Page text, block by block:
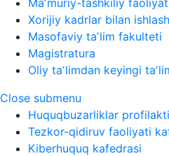
Maʼmuriy-tashkiliy
Xorijiy kadrlar bilan
Masofaviy taʼlim fakulteti
Magistratura
Oliy taʼlimdan keyingi
Close submenu
Huquqbuzarliklar
Tezkor-qidiruv faoliyati
Kiberhuquq kafedrasi